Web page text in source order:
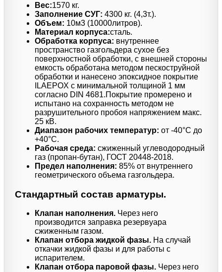
Вес:1570 кг.
Заполнение СУГ: 4300 кг. (4,3т.).
Объем: 10м3 (10000литров).
Материал корпуса:сталь.
Обработка корпуса: внутреннее
пространство газгольдера сухое без
поверхностной обработки, с внешней стороны
емкость обработана методом пескоструйной
обработки и нанесено эпоксидное покрытие
ILAEPOX с минимальной толщиной 1 мм
согласно DIN 4681.Покрытие промерено и
испытано на сохранность методом не
разрушительного пробоя напряжением макс.
25 кВ.
Диапазон рабочих температур: от -40°C до
+40°C.
Рабочая среда: сжиженный углеводородный
газ (пропан-бутан), ГОСТ 20448-2018.
Предел наполнения: 85% от внутреннего
геометрического объема газгольдера.
Стандартный состав арматуры.
Клапан наполнения. Через него
производится заправка резервуара
сжиженным газом.
Клапан отбора жидкой фазы. На случай
откачки жидкой фазы и для работы с
испарителем.
Клапан отбора паровой фазы. Через него